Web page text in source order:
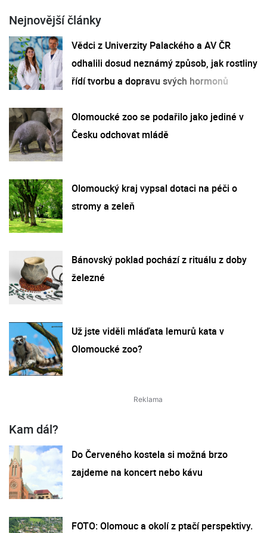
Nejnovější články
Vědci z Univerzity Palackého a AV ČR
odhalili dosud neznámý způsob, jak rostliny
řídí tvorbu a dopravu svých hormonů
Olomoucké zoo se podařilo jako jediné v
Česku odchovat mládě
Olomoucký kraj vypsal dotaci na péči o
stromy a zeleň
Bánovský poklad pochází z rituálu z doby
železné
Už jste viděli mláďata lemurů kata v
Olomoucké zoo?
Kam dál?
Do Červeného kostela si možná brzo
zajdeme na koncert nebo kávu
FOTO: Olomouc a okolí z ptačí perspektivy.